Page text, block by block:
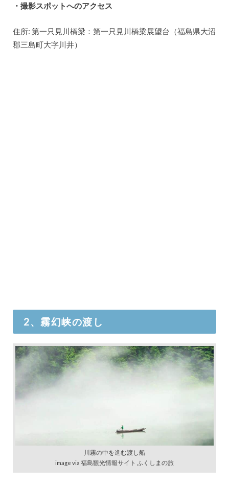
・撮影スポットへのアクセス
住所: 第一只見川橋梁：第一只見川橋梁展望台（福島県大沼
郡三島町大字川井）
2、霧幻峡の渡し
川霧の中を進む渡し船
image via 福島観光情報サイト ふくしまの旅